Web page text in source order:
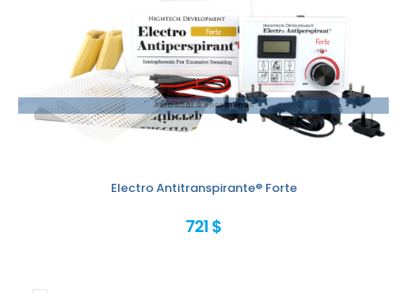
Adicionar à encomenda
Electro Antitranspirante® Forte
721 $